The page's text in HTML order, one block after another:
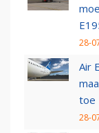
28-
Air
toe
28-